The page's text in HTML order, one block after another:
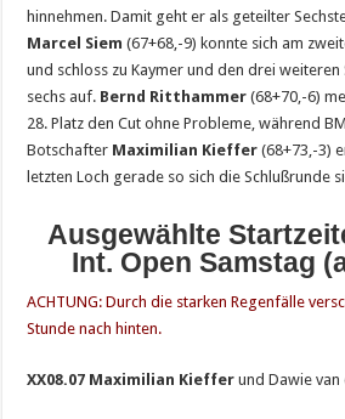
hinnehmen. Damit geht er als geteilter
Marcel Siem (67+68,-9) konnte sich am
und schloss zu Kaymer und den drei
sechs auf. Bernd Ritthammer (68+70,-6)
28. Platz den Cut ohne Probleme, während
Botschafter Maximilian Kieffer (68+73,-3)
letzten Loch gerade so sich die Schlußrunde
Ausgewählte
Int. Open Samstag
ACHTUNG: Durch die starken Regenfälle
Stunde nach hinten.
XX08.07 Maximilian Kieffer und Dawie van